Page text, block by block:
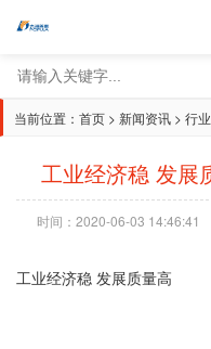
当前位置： 首页 > 新闻资讯 > 行
工业经济稳 发展
时间：2020-06-03 14:46:41
工业经济稳 发展质量高